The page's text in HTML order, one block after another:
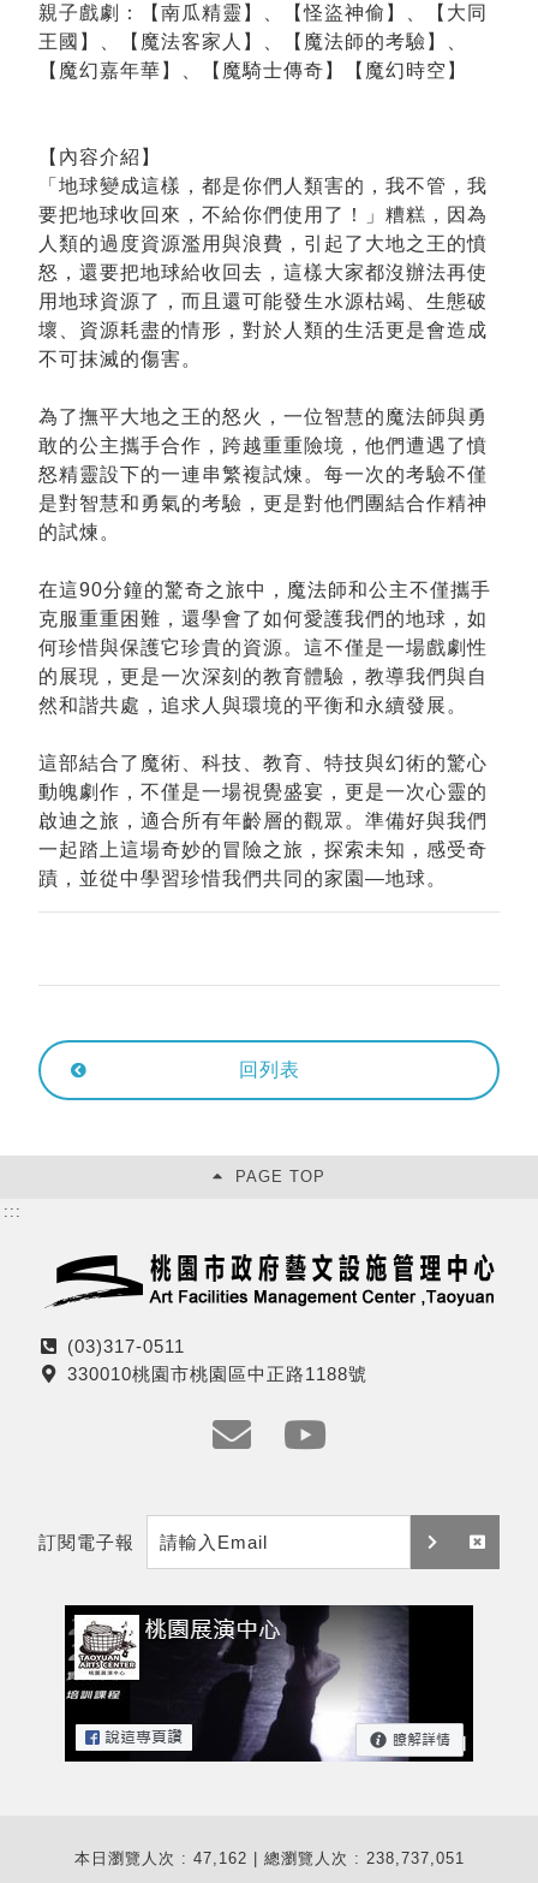
親子戲劇：【南瓜精靈】、【怪盜神偷】、【大同
王國】、【魔法客家人】、【魔法師的考驗】、
【魔幻嘉年華】、【魔騎士傳奇】【魔幻時空】
【內容介紹】
「地球變成這樣，都是你們人類害的，我不管，我
要把地球收回來，不給你們使用了！」糟糕，因為
人類的過度資源濫用與浪費，引起了大地之王的憤
怒，還要把地球給收回去，這樣大家都沒辦法再使
用地球資源了，而且還可能發生水源枯竭、生態破
壞、資源耗盡的情形，對於人類的生活更是會造成
不可抹滅的傷害。
為了撫平大地之王的怒火，一位智慧的魔法師與勇
敢的公主攜手合作，跨越重重險境，他們遭遇了憤
怒精靈設下的一連串繁複試煉。每一次的考驗不僅
是對智慧和勇氣的考驗，更是對他們團結合作精神
的試煉。
在這90分鐘的驚奇之旅中，魔法師和公主不僅攜手
克服重重困難，還學會了如何愛護我們的地球，如
何珍惜與保護它珍貴的資源。這不僅是一場戲劇性
的展現，更是一次深刻的教育體驗，教導我們與自
然和諧共處，追求人與環境的平衡和永續發展。
這部結合了魔術、科技、教育、特技與幻術的驚心
動魄劇作，不僅是一場視覺盛宴，更是一次心靈的
啟迪之旅，適合所有年齡層的觀眾。準備好與我們
一起踏上這場奇妙的冒險之旅，探索未知，感受奇
蹟，並從中學習珍惜我們共同的家園—地球。
回列表
PAGE TOP
:::
電
話
(03)317-0511
地
330010桃園市桃園區中正路1188號
m
a
i
l
t
訂閱電子報
訂 取
本日瀏覽人次 : 47,162 | 總瀏覽人次 : 238,737,051